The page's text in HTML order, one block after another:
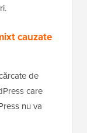
cauzate
de
care
nu va